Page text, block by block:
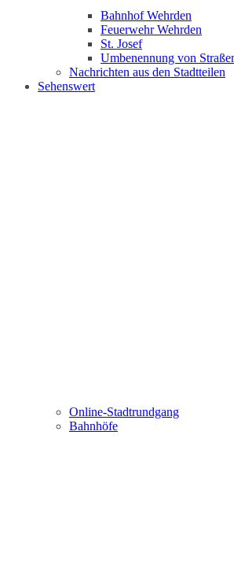
Bahnhof Wehrden
Feuerwehr Wehrden
St. Josef
Umbenennung von
Nachrichten aus den Stadtteilen
Sehenswert
Online-Stadtrundgang
Bahnhöfe